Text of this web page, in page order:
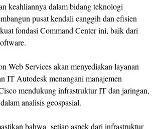
keahliannya dalam bidang teknologi
pusat kendali canggih dan efisien
fondasi Command Center ini, baik dari
Web Services akan menyediakan layanan
IT Autodesk menangani manajemen
mendukung infrastruktur IT dan jaringan,
analisis geospasial.
bahwa setiap aspek dari infrastruktur